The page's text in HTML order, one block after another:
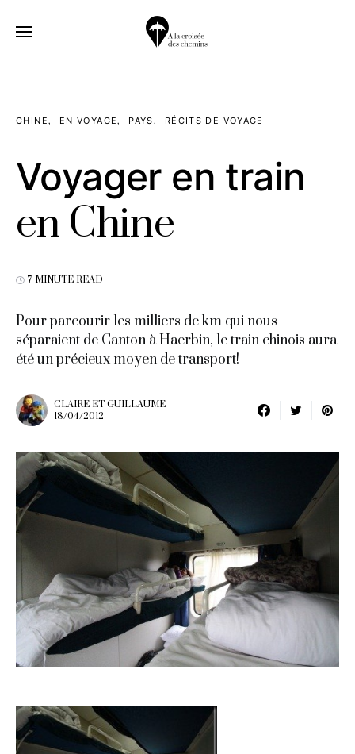
CHINE EN VOYAGE PAYS RÉCITS DE VOYAGE
Voyager en train
en Chine
7 MINUTE READ
Pour parcourir les milliers de km qui nous
séparaient de Canton à Haerbin, le train chinois aura
été un précieux moyen de transport!
CLAIRE ET GUILLAUME
18/04/2012